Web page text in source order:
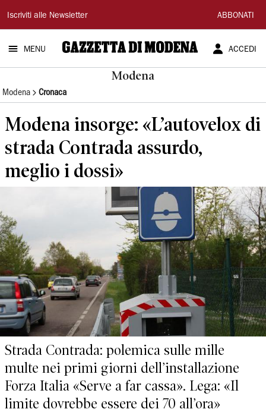
Gazzetta
di
Modena
Iscriviti alle Newsletter ABBONATI
MENU ACCEDI
Modena
Modena Cronaca
Modena insorge: «L’autovelox di
strada Contrada assurdo,
meglio i dossi»
Strada Contrada: polemica sulle mille
multe nei primi giorni dell’installazione
Forza Italia «Serve a far cassa». Lega: «Il
limite dovrebbe essere dei 70 all’ora»